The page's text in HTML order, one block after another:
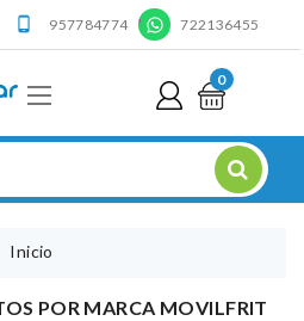
 957784774 ' 722136455
0
Inicio
POR MARCA MOVILFRIT